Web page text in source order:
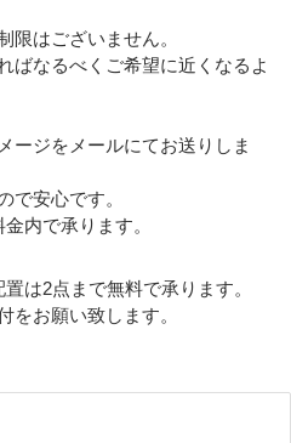
限はございません。
ばなるべくご希望に近くなるよ
ージをメールにてお送りしま
で安心です。
内で承ります。
は2点まで無料で承ります。
をお願い致します。